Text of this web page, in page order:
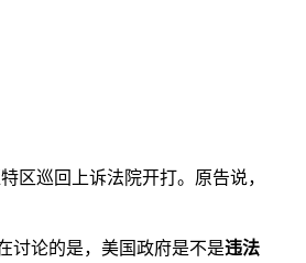
区巡回上诉法院开打。原告说，
讨论的是，美国政府是不是违法